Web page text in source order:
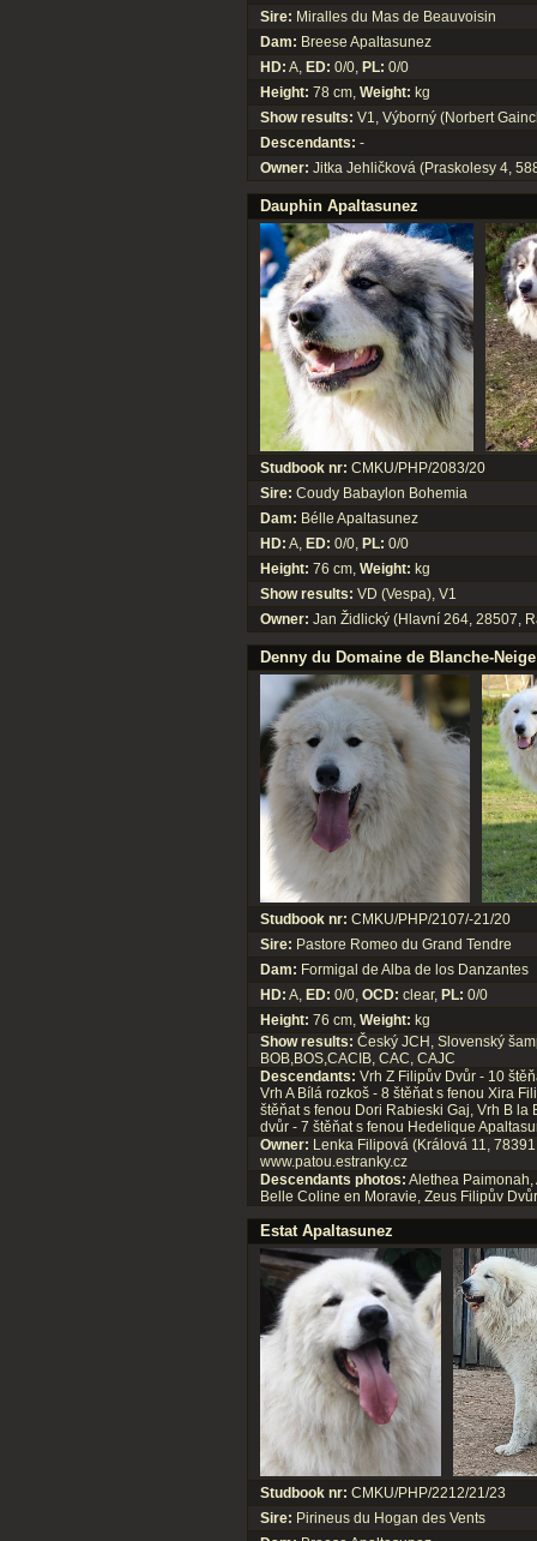
Sire: Miralles du Mas de Beauvoisin
Dam: Breese Apaltasunez
HD: A, ED: 0/0, PL: 0/0
Height: 78 cm, Weight: kg
Show results: V1, Výborný (Norbert
Descendants: -
Owner: Jitka Jehličková (Praskolesy 4,
Dauphin Apaltasunez
Studbook nr: CMKU/PHP/2083/20
Sire: Coudy Babaylon Bohemia
Dam: Bélle Apaltasunez
HD: A, ED: 0/0, PL: 0/0
Height: 76 cm, Weight: kg
Show results: VD (Vespa), V1
Owner: Jan Židlický (Hlavní 264, 28507,
Denny du Domaine de Blanche-
Studbook nr: CMKU/PHP/2107/-21/20
Sire: Pastore Romeo du Grand Tendre
Dam: Formigal de Alba de los Danzantes
HD: A, ED: 0/0, OCD: clear, PL: 0/0
Height: 76 cm, Weight: kg
Show results: Český JCH, Slovenský
BOB,BOS,CACIB, CAC, CAJC
Descendants: Vrh Z Filipův Dvůr - 10
Vrh A Bílá rozkoš - 8 štěňat s fenou Xira
štěňat s fenou Dori Rabieski Gaj, Vrh B
dvůr - 7 štěňat s fenou Hedelique
Owner: Lenka Filipová (Králová 11,
www.patou.estranky.cz
Descendants photos: Alethea Paimonah,
Belle Coline en Moravie, Zeus Filipův Dvůr
Estat Apaltasunez
Studbook nr: CMKU/PHP/2212/21/23
Sire: Pirineus du Hogan des Vents